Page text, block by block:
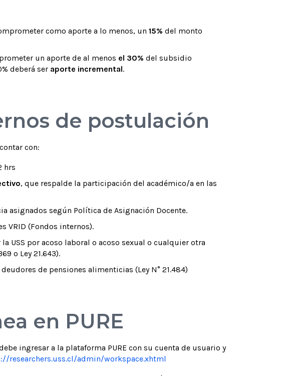
como aporte a lo menos, un 15% del monto
un aporte de al menos el 30% del subsidio
deberá ser aporte incremental.
de postulación
con:
hrs
, que respalde la participación del académico/a en las
asignados según Política de Asignación Docente.
VRID (Fondos internos).
USS por acoso laboral o acoso sexual o cualquier otra
o Ley 21.643).
de pensiones alimenticias (Ley N° 21.484)
en PURE
ingresar a la plataforma PURE con su cuenta de usuario y
researchers.uss.cl/admin/workspace.xhtml